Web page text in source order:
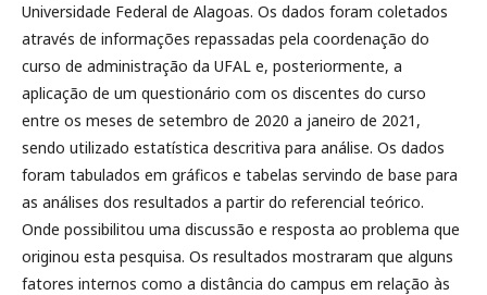
Universidade Federal de Alagoas. Os dados foram coletados
através de informações repassadas pela coordenação do
curso de administração da UFAL e, posteriormente, a
aplicação de um questionário com os discentes do curso
entre os meses de setembro de 2020 a janeiro de 2021,
sendo utilizado estatística descritiva para análise. Os dados
foram tabulados em gráficos e tabelas servindo de base para
as análises dos resultados a partir do referencial teórico.
Onde possibilitou uma discussão e resposta ao problema que
originou esta pesquisa. Os resultados mostraram que alguns
fatores internos como a distância do campus em relação às